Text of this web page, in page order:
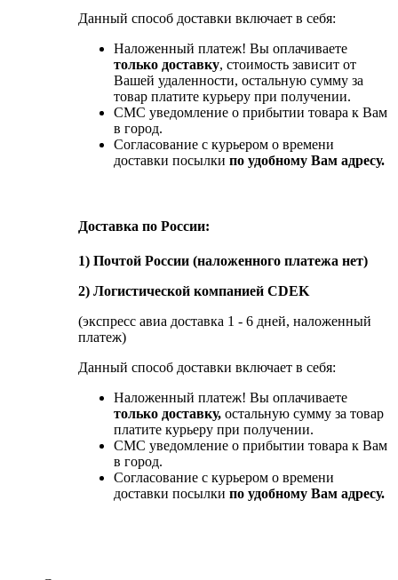
Данный способ доставки включает в себя:
Наложенный платеж! Вы оплачиваете
только доставку, стоимость зависит от
Вашей удаленности, остальную сумму за
товар платите курьеру при получении.
СМС уведомление о прибытии товара к Вам
в город.
Согласование с курьером о времени
доставки посылки по удобному Вам адресу.
Доставка по России:
1) Почтой России (наложенного платежа нет)
2) Логистической компанией CDEK
(экспресс авиа доставка 1 - 6 дней, наложенный
платеж)
Данный способ доставки включает в себя:
Наложенный платеж! Вы оплачиваете
только доставку, остальную сумму за товар
платите курьеру при получении.
СМС уведомление о прибытии товара к Вам
в город.
Согласование с курьером о времени
доставки посылки по удобному Вам адресу.